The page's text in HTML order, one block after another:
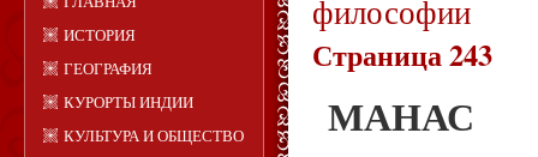
ИСТОРИЯ
ГЕОГРАФИЯ
КУРОРТЫ ИНДИИ
КУЛЬТУРА И ОБЩЕСТВО
философии
Страница 243
МАНАС